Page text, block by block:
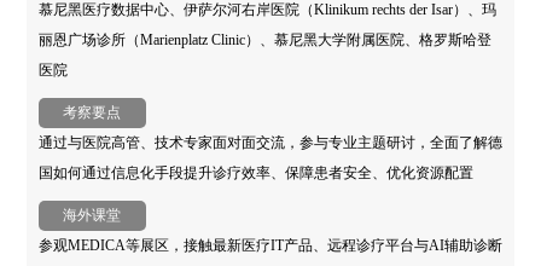
慕尼黑医疗数据中心、伊萨尔河右岸医院（Klinikum rechts der Isar）、玛
丽恩广场诊所（Marienplatz Clinic）、慕尼黑大学附属医院、格罗斯哈登
医院
考察要点
通过与医院高管、技术专家面对面交流，参与专业主题研讨，全面了解德
国如何通过信息化手段提升诊疗效率、保障患者安全、优化资源配置
海外课堂
参观MEDICA等展区，接触最新医疗IT产品、远程诊疗平台与AI辅助诊断